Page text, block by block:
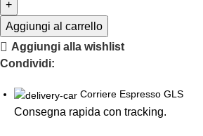
Aggiungi al carrello
Aggiungi alla wishlist
Condividi:
Corriere Espresso GLS
Consegna rapida con tracking.